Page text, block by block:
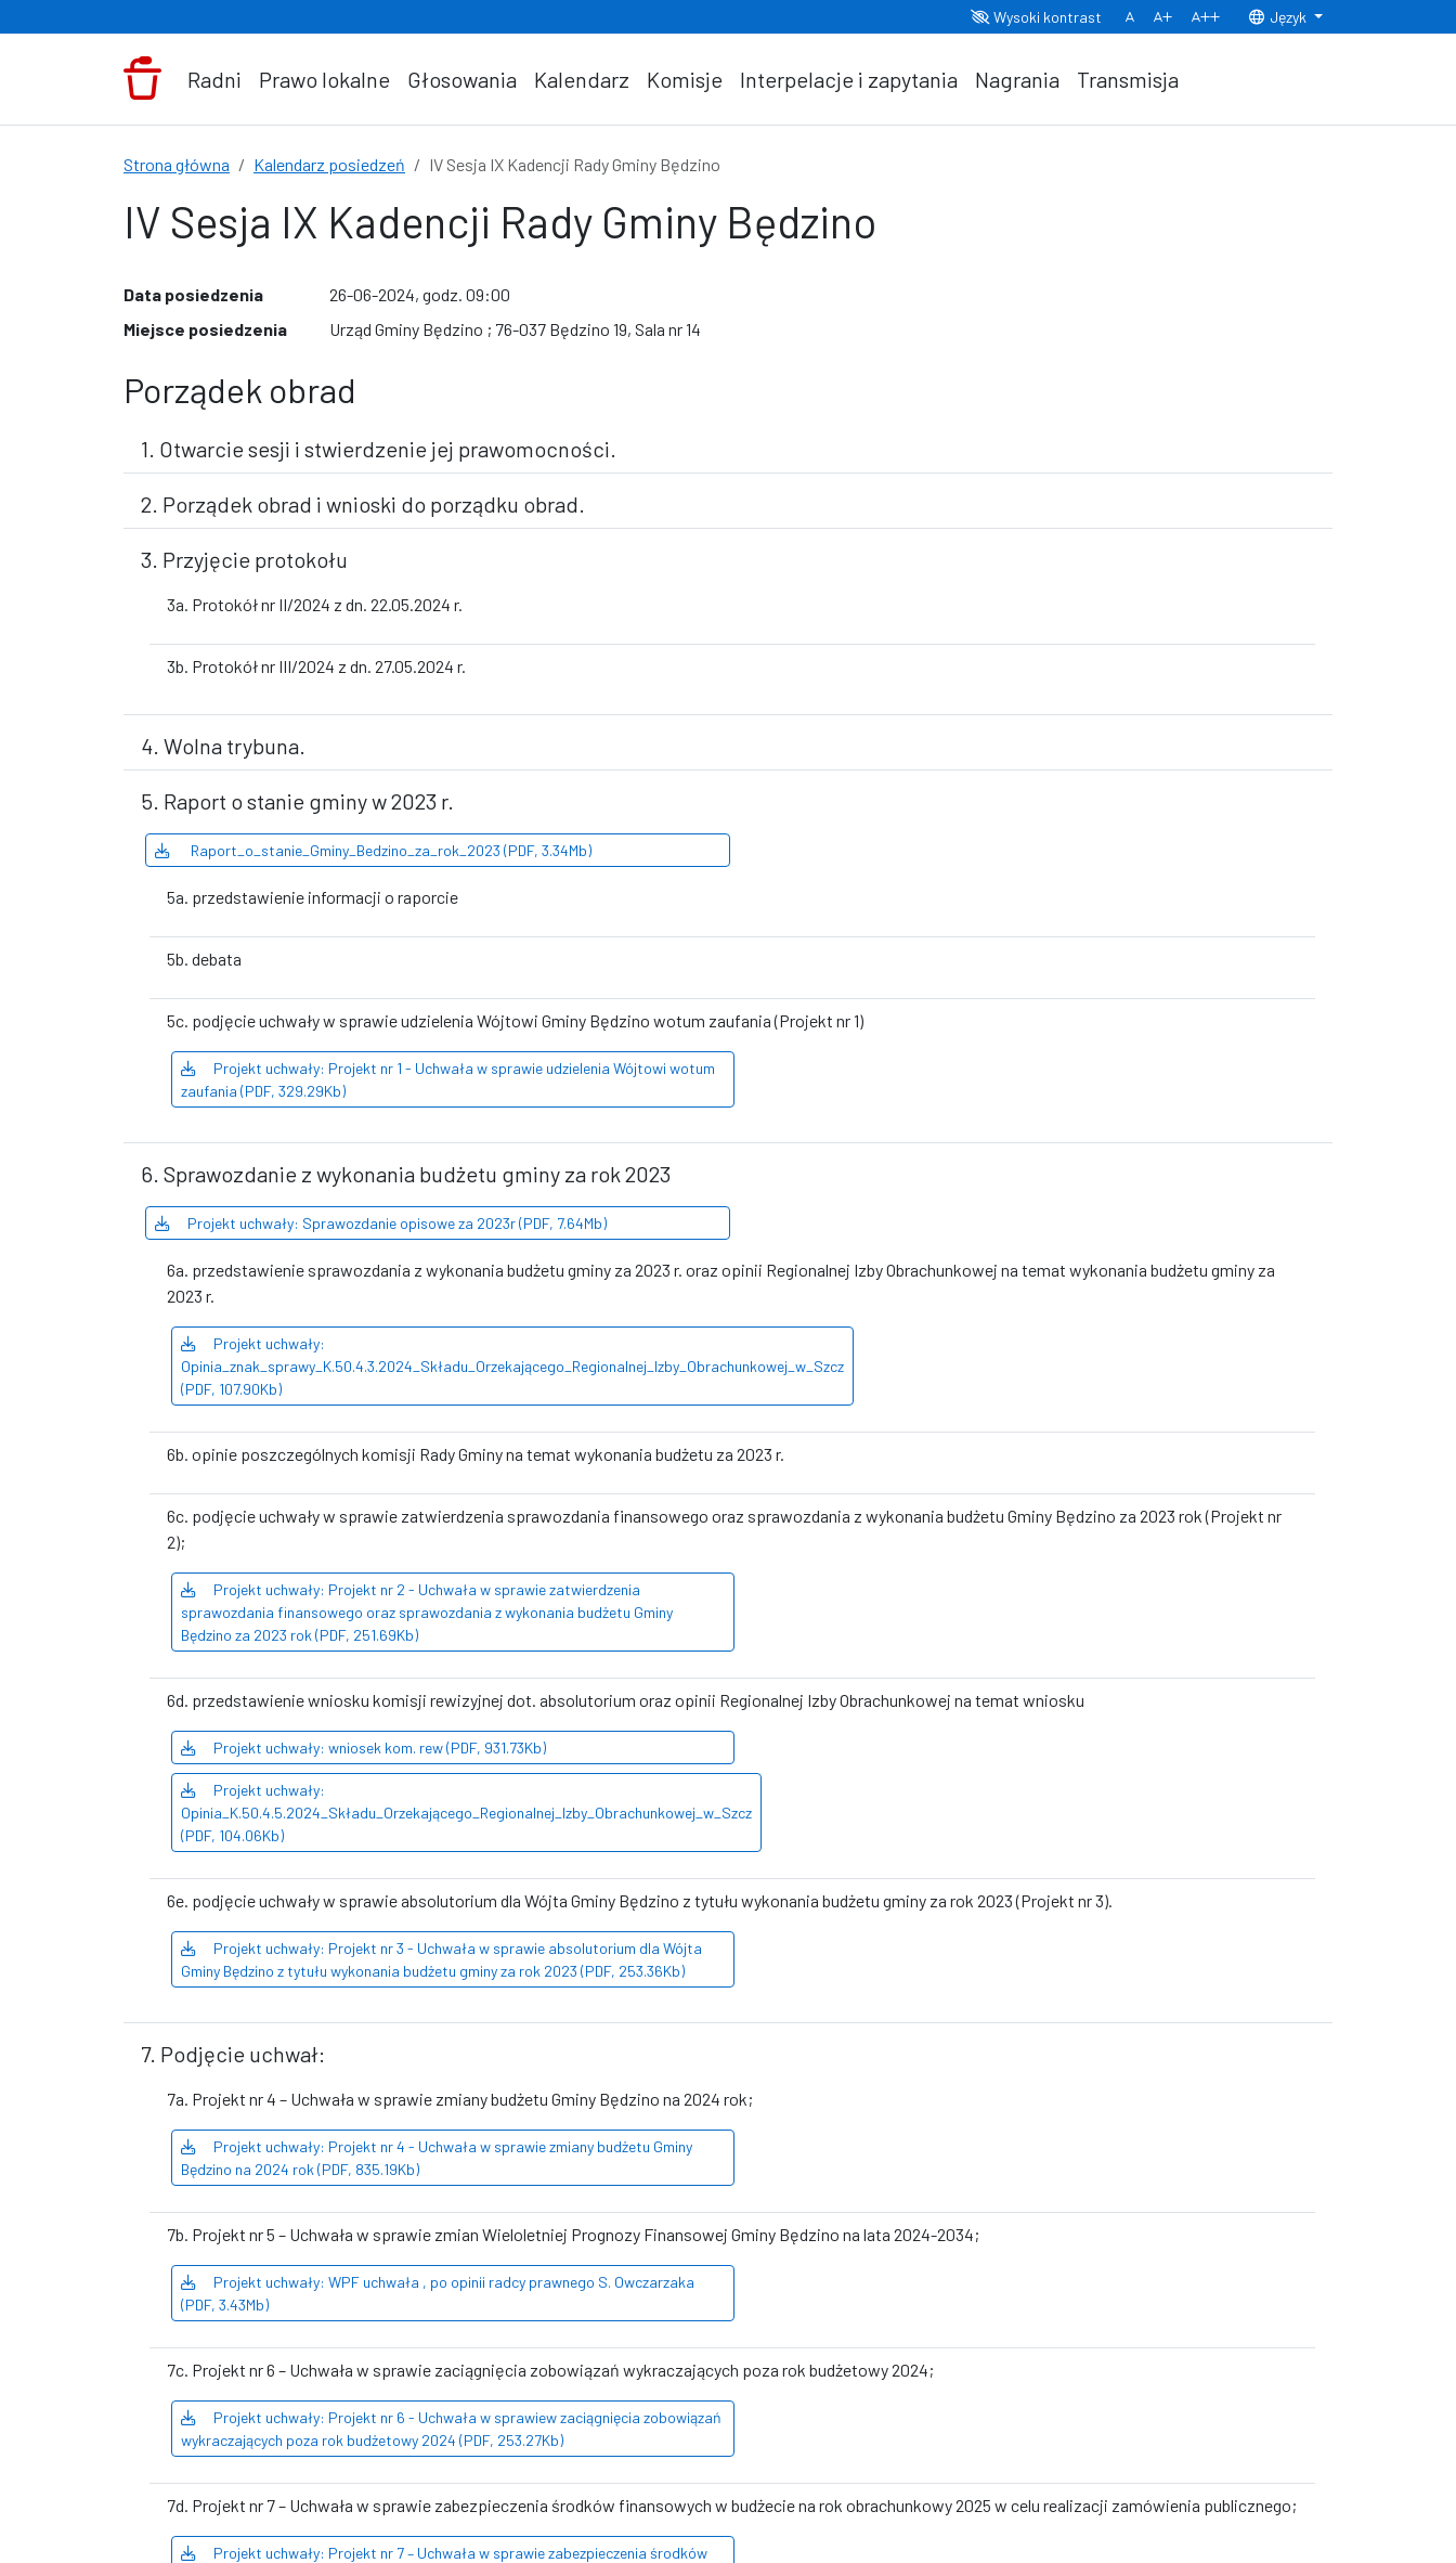
Wysoki kontrast
Normalny rozmiar czcionki
Rozmiar czcionki 150% Rozmiar czcionki 200%
Język
Radni Prawo lokalne Głosowania Kalendarz Komisje Interpelacje i zapytania Nagrania Transmisja
Strona główna Kalendarz posiedzeń IV Sesja IX Kadencji Rady Gminy Będzino
IV Sesja IX Kadencji Rady Gminy Będzino
Data posiedzenia
26-06-2024, godz. 09:00
Miejsce posiedzenia
Urząd Gminy Będzino ; 76-037 Będzino 19, Sala nr 14
Porządek obrad
1. Otwarcie sesji i stwierdzenie jej prawomocności.
2. Porządek obrad i wnioski do porządku obrad.
3. Przyjęcie protokołu
3a. Protokół nr II/2024 z dn. 22.05.2024 r.
3b. Protokół nr III/2024 z dn. 27.05.2024 r.
4. Wolna trybuna.
5. Raport o stanie gminy w 2023 r.
Raport_o_stanie_Gminy_Bedzino_za_rok_2023 (PDF, 3.34Mb)
5a. przedstawienie informacji o raporcie
5b. debata
5c. podjęcie uchwały w sprawie udzielenia Wójtowi Gminy Będzino wotum zaufania (Projekt nr 1)
Projekt uchwały: Projekt nr 1 - Uchwała w sprawie udzielenia Wójtowi wotum
zaufania (PDF, 329.29Kb)
6. Sprawozdanie z wykonania budżetu gminy za rok 2023
Projekt uchwały: Sprawozdanie opisowe za 2023r (PDF, 7.64Mb)
6a. przedstawienie sprawozdania z wykonania budżetu gminy za 2023 r. oraz opinii Regionalnej Izby Obrachunkowej na temat wykonania budżetu gminy za
2023 r.
Projekt uchwały:
Opinia_znak_sprawy_K.50.4.3.2024_Składu_Orzekającego_Regionalnej_Izby_Obrachunkowej_w_Szcz
(PDF, 107.90Kb)
6b. opinie poszczególnych komisji Rady Gminy na temat wykonania budżetu za 2023 r.
6c. podjęcie uchwały w sprawie zatwierdzenia sprawozdania finansowego oraz sprawozdania z wykonania budżetu Gminy Będzino za 2023 rok (Projekt nr
2);
Projekt uchwały: Projekt nr 2 - Uchwała w sprawie zatwierdzenia
sprawozdania finansowego oraz sprawozdania z wykonania budżetu Gminy
Będzino za 2023 rok (PDF, 251.69Kb)
6d. przedstawienie wniosku komisji rewizyjnej dot. absolutorium oraz opinii Regionalnej Izby Obrachunkowej na temat wniosku
Projekt uchwały: wniosek kom. rew (PDF, 931.73Kb)
Projekt uchwały:
Opinia_K.50.4.5.2024_Składu_Orzekającego_Regionalnej_Izby_Obrachunkowej_w_Szcz
(PDF, 104.06Kb)
6e. podjęcie uchwały w sprawie absolutorium dla Wójta Gminy Będzino z tytułu wykonania budżetu gminy za rok 2023 (Projekt nr 3).
Projekt uchwały: Projekt nr 3 - Uchwała w sprawie absolutorium dla Wójta
Gminy Będzino z tytułu wykonania budżetu gminy za rok 2023 (PDF, 253.36Kb)
7. Podjęcie uchwał:
7a. Projekt nr 4 – Uchwała w sprawie zmiany budżetu Gminy Będzino na 2024 rok;
Projekt uchwały: Projekt nr 4 - Uchwała w sprawie zmiany budżetu Gminy
Będzino na 2024 rok (PDF, 835.19Kb)
7b. Projekt nr 5 – Uchwała w sprawie zmian Wieloletniej Prognozy Finansowej Gminy Będzino na lata 2024-2034;
Projekt uchwały: WPF uchwała , po opinii radcy prawnego S. Owczarzaka
(PDF, 3.43Mb)
7c. Projekt nr 6 – Uchwała w sprawie zaciągnięcia zobowiązań wykraczających poza rok budżetowy 2024;
Projekt uchwały: Projekt nr 6 - Uchwała w sprawiew zaciągnięcia zobowiązań
wykraczających poza rok budżetowy 2024 (PDF, 253.27Kb)
7d. Projekt nr 7 – Uchwała w sprawie zabezpieczenia środków finansowych w budżecie na rok obrachunkowy 2025 w celu realizacji zamówienia publicznego;
Projekt uchwały: Projekt nr 7 – Uchwała w sprawie zabezpieczenia środków